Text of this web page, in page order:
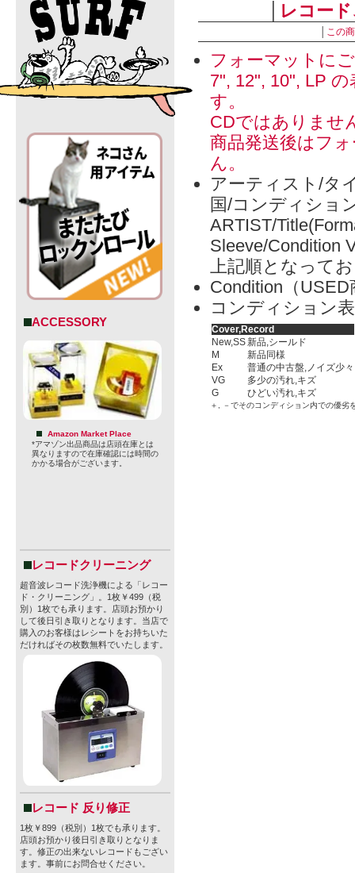
ACCESSORY
Amazon Market Place
*アマゾン出品商品は店頭在庫とは
異なりますので在庫確認には時間の
かかる場合がございます。
レコードクリーニング
超音波レコード洗浄機による「レコー
ド・クリーニング」。1枚￥499（税
別）1枚でも承ります。店頭お預かり
して後日引き取りとなります。当店で
購入のお客様はレシートをお持ちいた
だければその枚数無料でいたします。
レコード 反り修正
1枚￥899（税別）1枚でも承ります。
店頭お預かり後日引き取りとなりま
す。修正の出来ないレコードもござい
ます。事前にお問合せください。
レコー
この
フォーマットに
7", 12", 10", LP
す。
CDではありませ
商品発送後はフ
ん。
アーティスト/タ
国/コンディショ
ARTIST/
Sleeve/Condition
上記順となって
Condition（
コンディション
Cover,Record
New,SS新品,シールド
M
新品同様
Ex
普通の中古盤,ノイズ少々
VG
多少の汚れ,キズ
G
ひどい汚れ,キズ
＋, －でそのコンディション内での優劣